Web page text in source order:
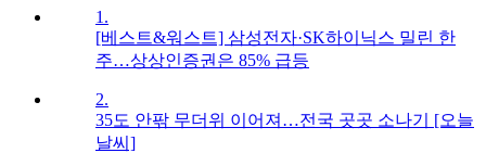
1.
[베스트&워스트] 삼성전자·SK하이닉스 밀린 한
주…상상인증권은 85% 급등
2.
35도 안팎 무더위 이어져…전국 곳곳 소나기 [오늘
날씨]